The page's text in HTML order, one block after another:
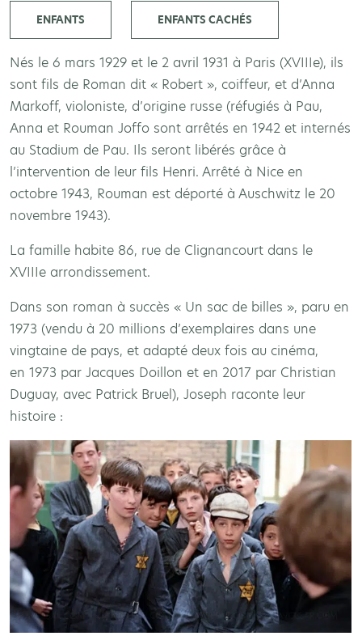
ENFANTS ENFANTS CACHÉS
Nés le 6 mars 1929 et le 2 avril 1931 à Paris (XVIIIe), ils
sont fils de Roman dit « Robert », coiffeur, et d’Anna
Markoff, violoniste, d’origine russe (réfugiés à Pau,
Anna et Rouman Joffo sont arrêtés en 1942 et internés
au Stadium de Pau. Ils seront libérés grâce à
l’intervention de leur fils Henri. Arrêté à Nice en
octobre 1943, Rouman est déporté à Auschwitz le 20
novembre 1943).
La famille habite 86, rue de Clignancourt dans le
XVIIIe arrondissement.
Dans son roman à succès « Un sac de billes », paru en
1973 (vendu à 20 millions d’exemplaires dans une
vingtaine de pays, et adapté deux fois au cinéma,
en 1973 par Jacques Doillon et en 2017 par Christian
Duguay, avec Patrick Bruel), Joseph raconte leur
histoire :